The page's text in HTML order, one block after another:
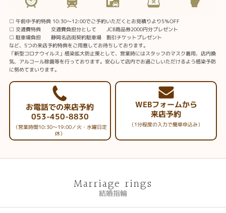
□ 午前中予約特典 10:30～12:00でご予約いただくとお見積りより5％OFF
□ 交通費特典 交通費負担分として JCB商品券2000円分プレゼント
□ 駐車場負担 静岡名店街契約駐車場 割引チケットプレゼント
など、5つの来店予約特典をご用意してお待ちしております。
「新型コロナウイルス」感染拡大防止策として、営業時にはスタッフのマスク着用、店内換
気、アルコール除菌等を行っております。安心して店内でお過ごしいただけるよう感染予防
に努めてまいります。
お電話での来店予約
053-450-8830
（営業時間10:30～19:00／火・水曜日定
休）
WEBフォームから
来店予約
（1分程度の入力で簡単申込み）
Marriage rings
結婚指輪